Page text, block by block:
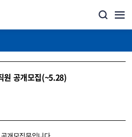
원 공개모집(~5.28)